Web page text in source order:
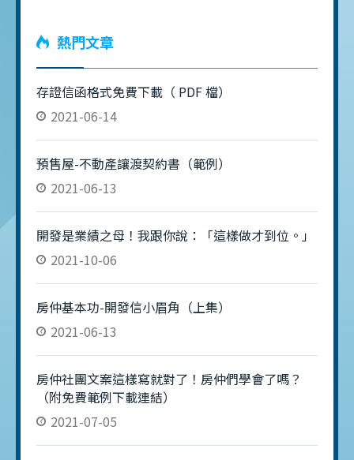
跟我一樣被傷過、被騙過、被消耗過， 這篇你
會很有感。 🔥【01】我終於承認：「客戶情
節」是房仲最大的陷阱 2025 年 9 月，我在北屯
知名建案第一次拿到總傭 5% 起跳。 那天我才
知道： 專業不是讓客戶崇拜你， 而是讓客戶願
案件 A（被自己的同情心搞死） 這個案子是
2024 年 10 月，我到現在都還記得。 屋主
熱門文章
存證信函格式免費下載（ PDF 檔）
2021-06-14
預售屋-不動產讓渡契約書（範例）
2021-06-13
開發是業績之母！我跟你說：「這樣做才到位。」
2021-10-06
房仲基本功-開發信小眉角（上集）
2021-06-13
房仲社團文案這樣寫就對了！房仲們學會了嗎？
（附免費範例下載連結）
2021-07-05